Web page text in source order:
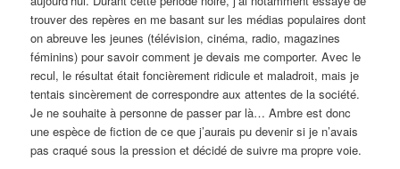
trouver des repères en me basant sur les médias populaires dont
on abreuve les jeunes (télévision, cinéma, radio, magazines
féminins) pour savoir comment je devais me comporter. Avec le
recul, le résultat était foncièrement ridicule et maladroit, mais je
tentais sincèrement de correspondre aux attentes de la société.
Je ne souhaite à personne de passer par là… Ambre est donc
une espèce de fiction de ce que j’aurais pu devenir si je n’avais
pas craqué sous la pression et décidé de suivre ma propre voie.